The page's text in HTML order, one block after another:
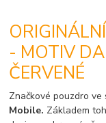
- MOTIV
ČERVENÉ
Značkové pouzdro
Mobile. Základem